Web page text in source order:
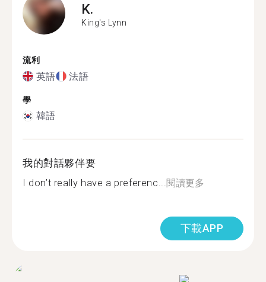
K.
King's Lynn
流利
英語 法語
學
韓語
我的對話夥伴要
I don’t really have a preferenc...閱讀更多
下載APP